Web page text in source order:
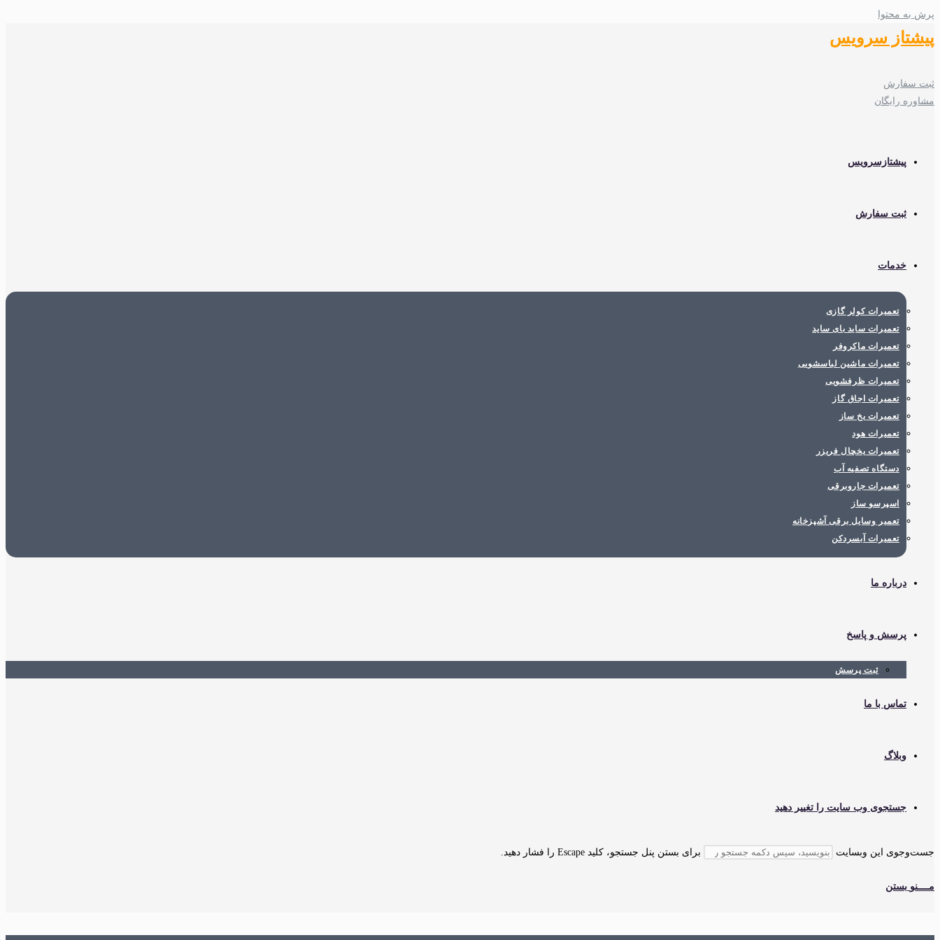
پرش به محتوا
پیشتاز سرویس
ثبت سفارش
مشاوره رایگان
پیشتازسرویس
ثبت سفارش
خدمات
تعمیرات کولر گازی
تعمیرات ساید بای ساید
تعمیرات ماکروفر
تعمیرات ماشین لباسشویی
تعمیرات ظرفشویی
تعمیرات اجاق گاز
تعمیرات یخ ساز
تعمیرات هود
تعمیرات یخچال فریزر
دستگاه تصفیه آب
تعمیرات جاروبرقی
اسپرسو ساز
تعمیر وسایل برقی آشپزخانه
تعمیرات آبسردکن
درباره ما
پرسش و پاسخ
ثبت پرسش
تماس با ما
وبلاگ
جستجوی وب سایت را تغییر دهید
جست‌وجوی این وبسایت برای بستن پنل جستجو، کلید Escape را فشار دهید.
مــــنو بستن